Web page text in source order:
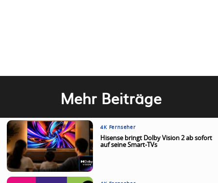
Mehr Beiträge
4K Fernseher
Hisense bringt Dolby Vision 2 ab sofort
auf seine Smart-TVs